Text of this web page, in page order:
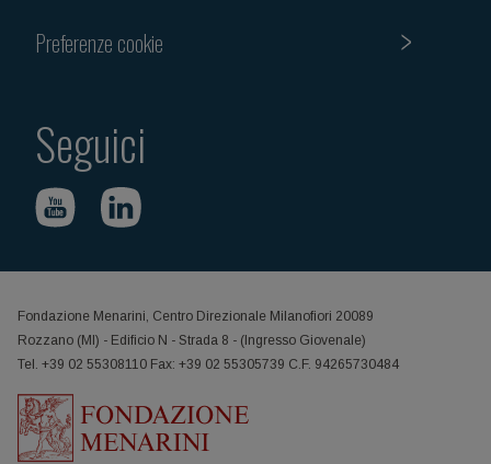
Preferenze cookie
Seguici
Fondazione Menarini, Centro Direzionale Milanofiori 20089
Rozzano (MI) - Edificio N - Strada 8 - (Ingresso Giovenale)
Tel. +39 02 55308110 Fax: +39 02 55305739 C.F. 94265730484